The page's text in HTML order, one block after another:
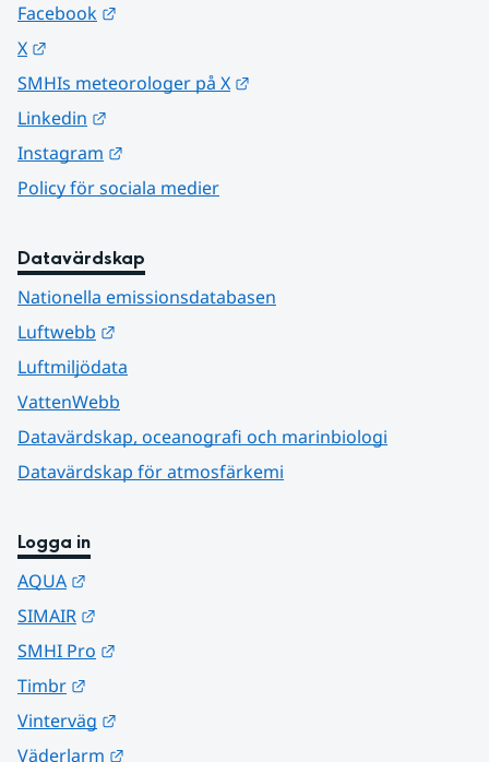
Facebook
X
SMHIs meteorologer på X
Linkedin
Instagram
Policy för sociala medier
Datavärdskap
Nationella emissionsdatabasen
Luftwebb
Luftmiljödata
VattenWebb
Datavärdskap, oceanografi och marinbiologi
Datavärdskap för atmosfärkemi
Logga in
AQUA
SIMAIR
SMHI Pro
Timbr
Vinterväg
Väderlarm